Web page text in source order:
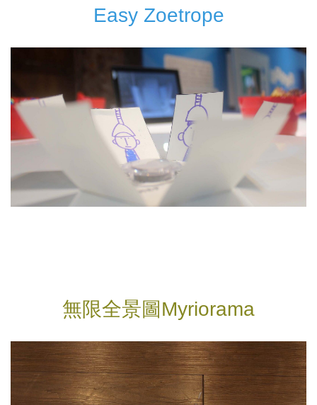
Easy Zoetrope
無限全景圖Myriorama